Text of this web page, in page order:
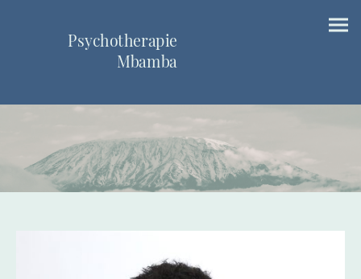
Psychotherapie
Mbamba